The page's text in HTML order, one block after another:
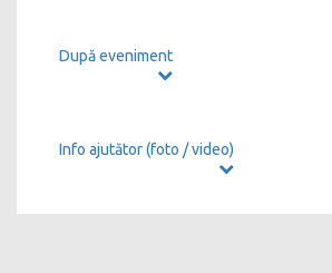
După eveniment
Info ajutător (foto / video)